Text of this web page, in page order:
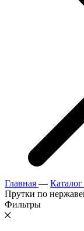
Главная — Каталог
Прутки по
Фильтры